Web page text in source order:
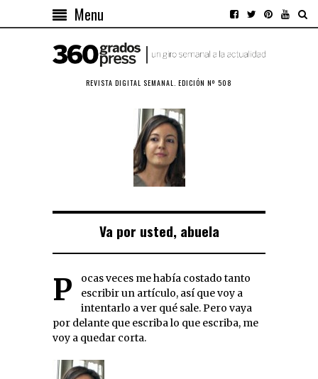
Menu
REVISTA DIGITAL SEMANAL. EDICIÓN Nº 508
Va por usted, abuela
Pocas veces me había costado tanto
escribir un artículo, así que voy a
intentarlo a ver qué sale. Pero vaya
por delante que escriba lo que escriba, me
voy a quedar corta.